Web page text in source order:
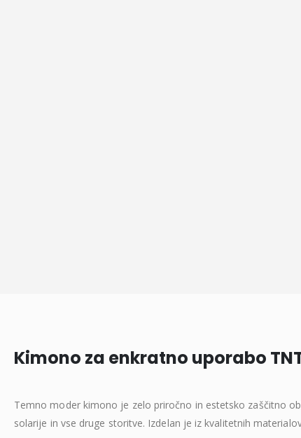
Kimono za enkratno uporabo
Temno moder kimono je zelo priročno in estetsko zaščitno
solarije in vse druge storitve. Izdelan je iz kvalitetnih